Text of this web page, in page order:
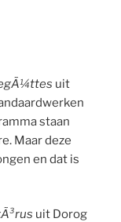
uit
staan
Maar deze
en dat is
uit Dorog